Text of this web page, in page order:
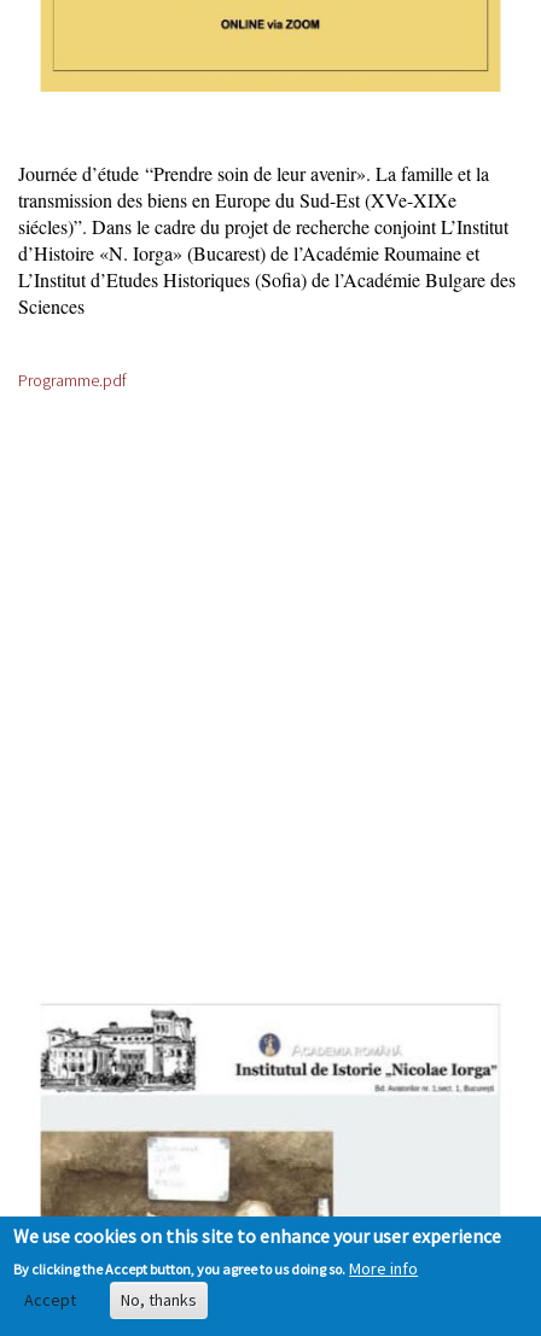
Journée d’étude “Prendre soin de leur avenir». La famille et la
transmission des biens en Europe du Sud-Est (XVe-XIXe
siécles)”. Dans le cadre du projet de recherche conjoint L’Institut
d’Histoire «N. Iorga» (Bucarest) de l’Académie Roumaine et
L’Institut d’Etudes Historiques (Sofia) de l’Académie Bulgare des
Sciences
Programme.pdf
We use cookies on this site to enhance your user experience
By clicking the Accept button, you agree to us doing so. More info
Accept
No, thanks